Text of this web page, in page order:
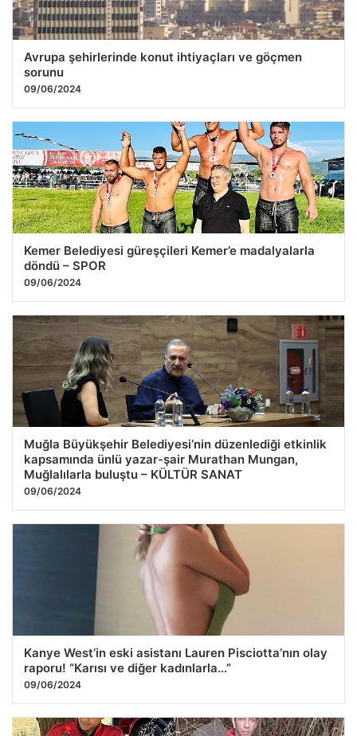
Avrupa şehirlerinde konut ihtiyaçları ve göçmen
sorunu
09/06/2024
Kemer Belediyesi güreşçileri Kemer’e madalyalarla
döndü – SPOR
09/06/2024
Muğla Büyükşehir Belediyesi’nin düzenlediği etkinlik
kapsamında ünlü yazar-şair Murathan Mungan,
Muğlalılarla buluştu – KÜLTÜR SANAT
09/06/2024
Kanye West’in eski asistanı Lauren Pisciotta’nın olay
raporu! “Karısı ve diğer kadınlarla…”
09/06/2024